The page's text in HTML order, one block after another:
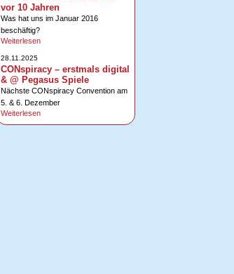
vor 10 Jahren
Was hat uns im Januar 2016
beschäftig?
Weiterlesen
28.11.2025
CONspiracy – erstmals digital
& @ Pegasus Spiele
Nächste CONspiracy Convention am
5. & 6. Dezember
Weiterlesen